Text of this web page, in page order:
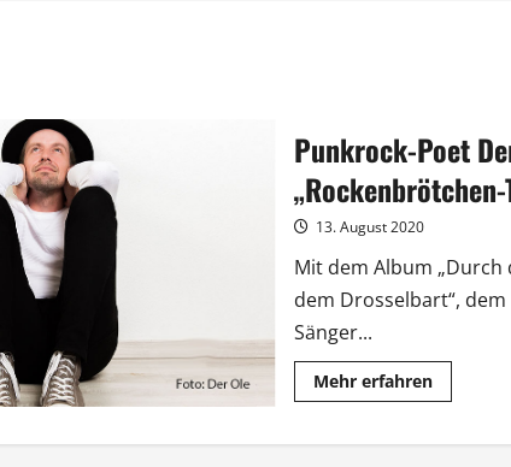
Punkrock-Poet
„Rockenbrötchen-
13. August 2020
Mit dem Album „Durch
dem Drosselbart“,
Sänger...
Mehr erfahrenMehr
Poet